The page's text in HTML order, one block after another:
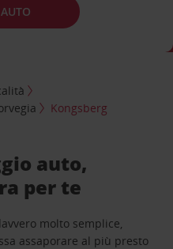
Kongsberg
auto,
per te
molto semplice,
assaporare al più presto